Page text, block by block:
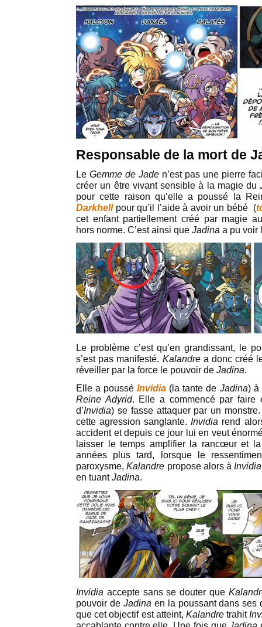
Responsable de la mort de
Le Gemme de Jade n’est pas une pierre
créer un être vivant sensible à la magie du
pour cette raison qu’elle a poussé la
Darkhell pour qu’il l’aide à avoir un bébé (
cet enfant partiellement créé par magie
hors norme. C’est ainsi que Jadina a pu voir
Le problème c’est qu’en grandissant, le
s’est pas manifesté. Kalandrea donc créé
réveiller par la force le pouvoir de Jadina.
Elle a pousséInvidia (la tante de Jadina) à
Reine Adyrid. Elle a commencé par
d’Invidia) se fasse attaquer par un
cette agression sanglante. Invidia rend
accident et depuis ce jour lui en veut
laisser le temps amplifier la rancœur et la
années plus tard, lorsque le
paroxysme,Kalandre propose alors à Invidia
en tuantJadina.
Invidia accepte sans se douter que
pouvoir de Jadina en la poussant dans ses
que cet objectif est atteint, Kalandretrahit